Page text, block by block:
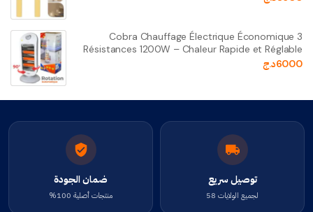
Cobra Chauffage Électrique Économique 3
Résistances 1200W – Chaleur Rapide et Réglable
6000د.ج
توصيل سريع
لجميع الولايات 58
ضمان الجودة
منتجات أصلية 100%